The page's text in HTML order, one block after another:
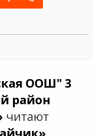
ООШ" 3
район
читают